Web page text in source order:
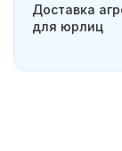
Доставка
для юрлиц